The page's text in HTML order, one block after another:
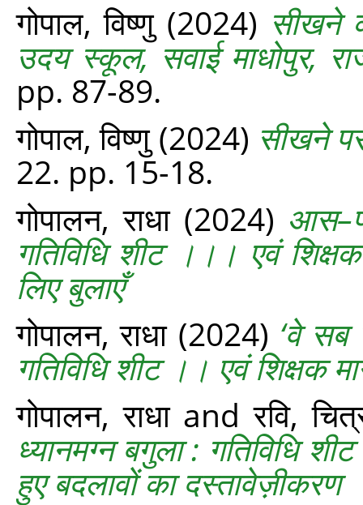
गोपाल, विष्णु(2024) सीखने
उदय स्कूल, सवाई माधोपुर,
pp. 87-89.
गोपाल, विष्णु(2024) सीखने
22. pp. 15-18.
गोपालन, राधा(2024)
गतिविधि शीट ।।। एवं शिक्षक
लिए बुलाएँ
गोपालन, राधा(2024) ‘वे सब
गतिविधि शीट ।। एवं शिक्षक
गोपालन, राधाandरवि,
ध्यानमग्न बगुला : गतिविधि
हुए बदलावों का दस्‍तावेज़ीकरण